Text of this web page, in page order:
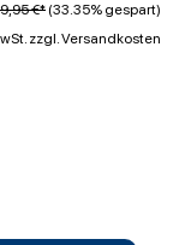
€* (33.35% gespart)
zzgl. Versandkosten